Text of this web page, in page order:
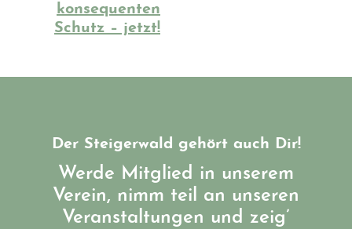
konsequenten
Schutz – jetzt!
Der Steigerwald gehört auch Dir!
Werde Mitglied in unserem
Verein, nimm teil an unseren
Veranstaltungen und zeig’